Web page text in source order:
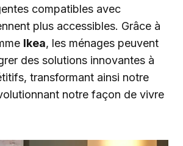
compatibles avec
plus accessibles. Grâce à
Ikea, les ménages peuvent
des solutions innovantes à
transformant ainsi notre
notre façon de vivre